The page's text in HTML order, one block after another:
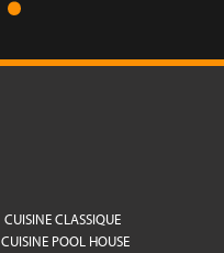
CUISINE CLASSIQUE
CUISINE POOL HOUSE